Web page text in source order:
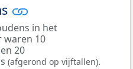
in het
waren 10
20
(afgerond op vijftallen).